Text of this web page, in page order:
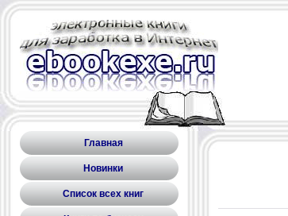
Главная
Новинки
Список всех книг